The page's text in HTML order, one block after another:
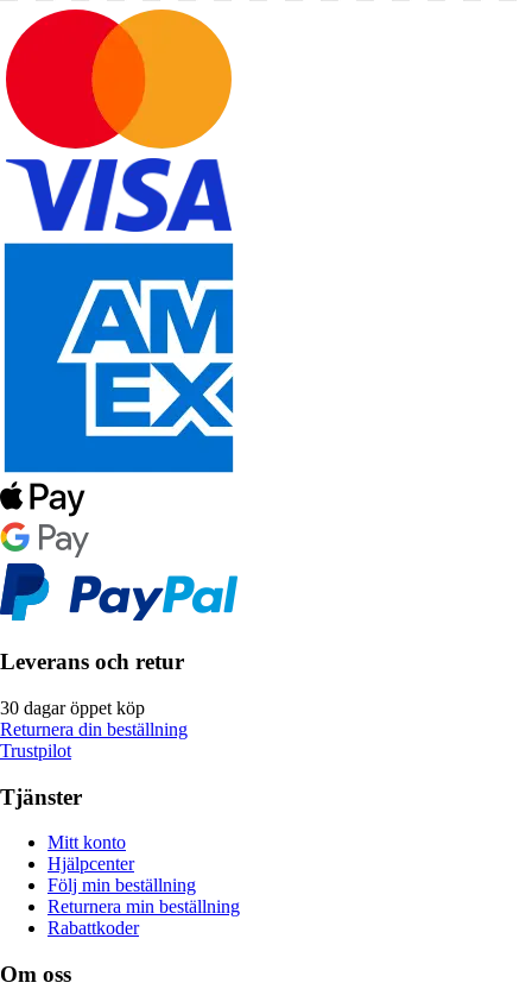
Leverans och retur
30 dagar öppet köp
Returnera din beställning
Trustpilot
Tjänster
Mitt konto
Hjälpcenter
Följ min beställning
Returnera min beställning
Rabattkoder
Om oss